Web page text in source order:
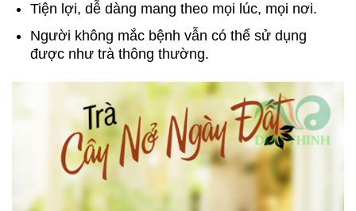
Tiện lợi, dễ dàng mang theo mọi lúc, mọi nơi.
Người không mắc bệnh vẫn có thể sử dụng
được như trà thông thường.